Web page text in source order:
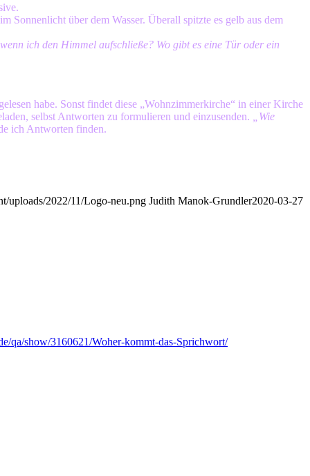
Sonnenlicht über dem Wasser. Überall spitzte es gelb aus dem
ich den Himmel aufschließe? Wo gibt es eine Tür oder ein
habe. Sonst findet diese „Wohnzimmerkirche“ in einer Kirche
selbst Antworten zu formulieren und einzusenden.
„Wie
ich Antworten finden.
uploads/2022/11/Logo-neu.png Judith Manok-Grundler2020-03-27
qa/show/3160621/Woher-kommt-das-Sprichwort/